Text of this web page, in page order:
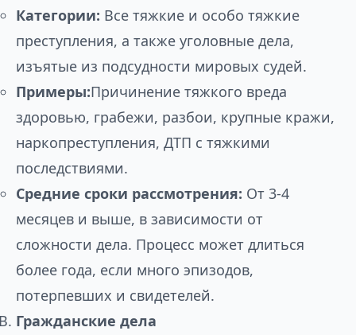
Категории: Все тяжкие и особо тяжкие
преступления, а также уголовные дела,
изъятые из подсудности мировых судей.
Примеры:Причинение тяжкого вреда
здоровью, грабежи, разбои, крупные кражи,
наркопреступления, ДТП с тяжкими
последствиями.
Средние сроки рассмотрения: От 3-4
месяцев и выше, в зависимости от
сложности дела. Процесс может длиться
более года, если много эпизодов,
потерпевших и свидетелей.
Гражданские дела